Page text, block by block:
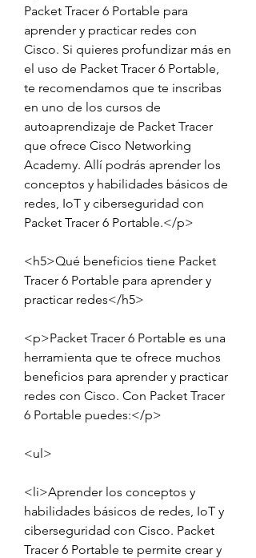
Packet Tracer 6 Portable para
aprender y practicar redes con
Cisco. Si quieres profundizar más en
el uso de Packet Tracer 6 Portable,
te recomendamos que te inscribas
en uno de los cursos de
autoaprendizaje de Packet Tracer
que ofrece Cisco Networking
Academy. Allí podrás aprender los
conceptos y habilidades básicos de
redes, IoT y ciberseguridad con
Packet Tracer 6 Portable.</p>
<h5>Qué beneficios tiene Packet
Tracer 6 Portable para aprender y
practicar redes</h5>
<p>Packet Tracer 6 Portable es una
herramienta que te ofrece muchos
beneficios para aprender y practicar
redes con Cisco. Con Packet Tracer
6 Portable puedes:</p>
<ul>
<li>Aprender los conceptos y
habilidades básicos de redes, IoT y
ciberseguridad con Cisco. Packet
Tracer 6 Portable te permite crear y